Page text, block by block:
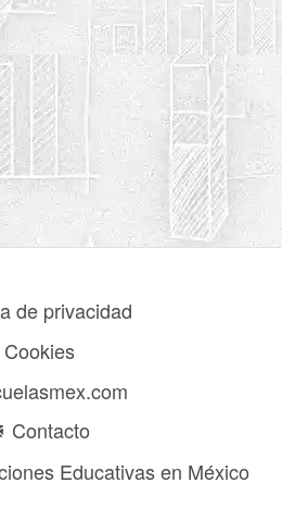
de privacidad
Cookies
Contacto
Educativas en México